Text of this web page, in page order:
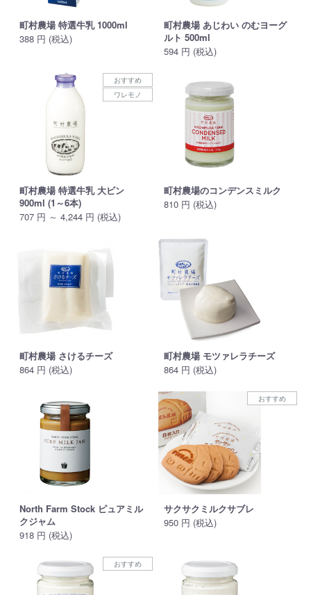
町村農場 特選牛乳 1000ml
388 円 (税込)
町村農場 あじわい のむヨーグ
ルト 500ml
594 円 (税込)
おすすめ
ワレモノ
町村農場 特選牛乳 大ビン
900ml (1～6本)
707 円 ～ 4,244 円 (税込)
町村農場のコンデンスミルク
810 円 (税込)
町村農場 さけるチーズ
864 円 (税込)
町村農場 モツァレラチーズ
864 円 (税込)
North Farm Stock ピュアミル
クジャム
918 円 (税込)
おすすめ
サクサクミルクサブレ
950 円 (税込)
おすすめ